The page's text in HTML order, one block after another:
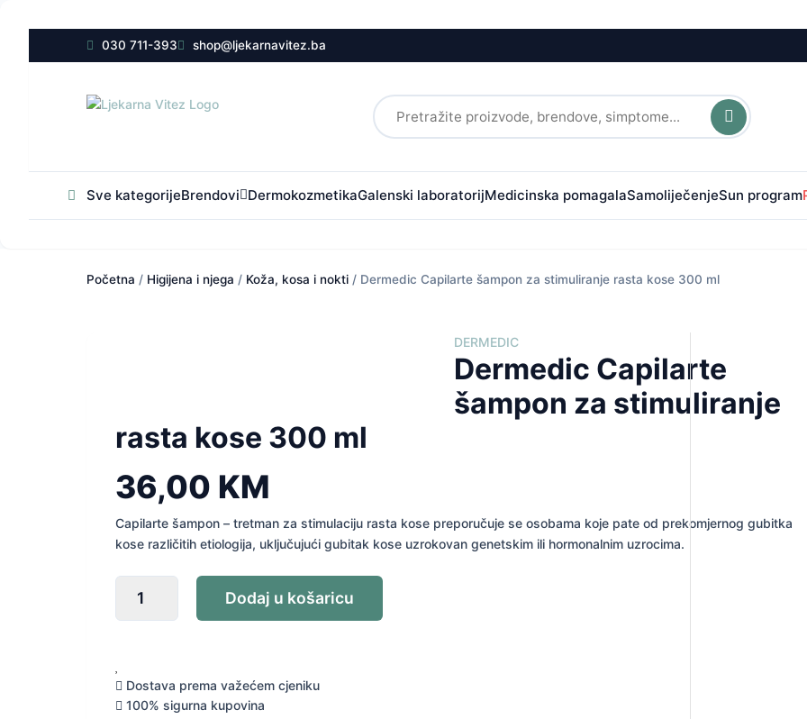
030 711-393 shop@ljekarnavitez.ba
Sve kategorijeBrendovi DermokozmetikaGalenski laboratorijMedicinska pomagalaSamoliječenjeSun program
Početna / Higijena i njega / Koža, kosa i nokti / Dermedic Capilarte šampon za stimuliranje rasta kose 300 ml
DERMEDIC
Dermedic Capilarte
šampon za stimuliranje
rasta kose 300 ml
36,00 KM
Capilarte šampon – tretman za stimulaciju rasta kose preporučuje se osobama koje pate od prekomjernog gubitka
kose različitih etiologija, uključujući gubitak kose uzrokovan genetskim ili hormonalnim uzrocima.
Capilarte
šampon
rasta
kose
Dodaj u košaricu
Dostava prema važećem cjeniku
100% sigurna kupovina